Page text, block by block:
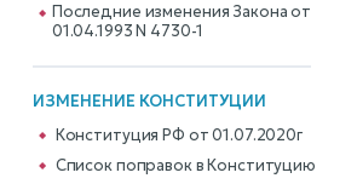
Последние изменения Закона от
01.04.1993 N 4730-1
ИЗМЕНЕНИЕ КОНСТИТУЦИИ
Конституция РФ от 01.07.2020г
Cписок поправок в Конституцию